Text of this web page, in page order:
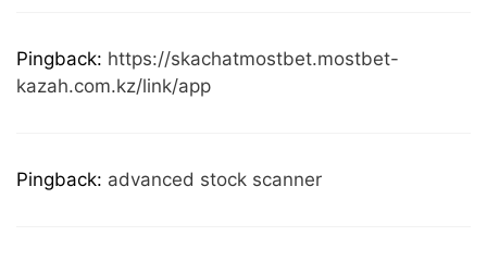
Pingback: https://skachatmostbet.mostbet-
kazah.com.kz/link/app
Pingback: advanced stock scanner